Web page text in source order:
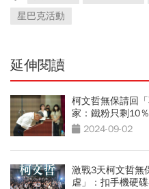
星巴克活動
延伸閱讀
柯文哲無保請回
家：鐵粉只剩10
2024-09-02
激戰3天柯文哲無
虐」：扣手機硬